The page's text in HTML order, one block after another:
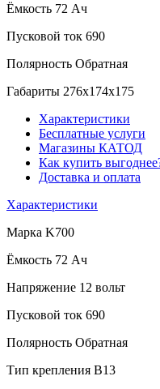
Ёмкость 72 Ач
Пусковой ток 690
Полярность Обратная
Габариты 276x174x175
Характеристики
Бесплатные услуги
Магазины КАТОД
Как купить
Доставка и оплата
Характеристики
Марка K700
Ёмкость 72 Ач
Напряжение 12 вольт
Пусковой ток 690
Полярность Обратная
Тип крепления B13